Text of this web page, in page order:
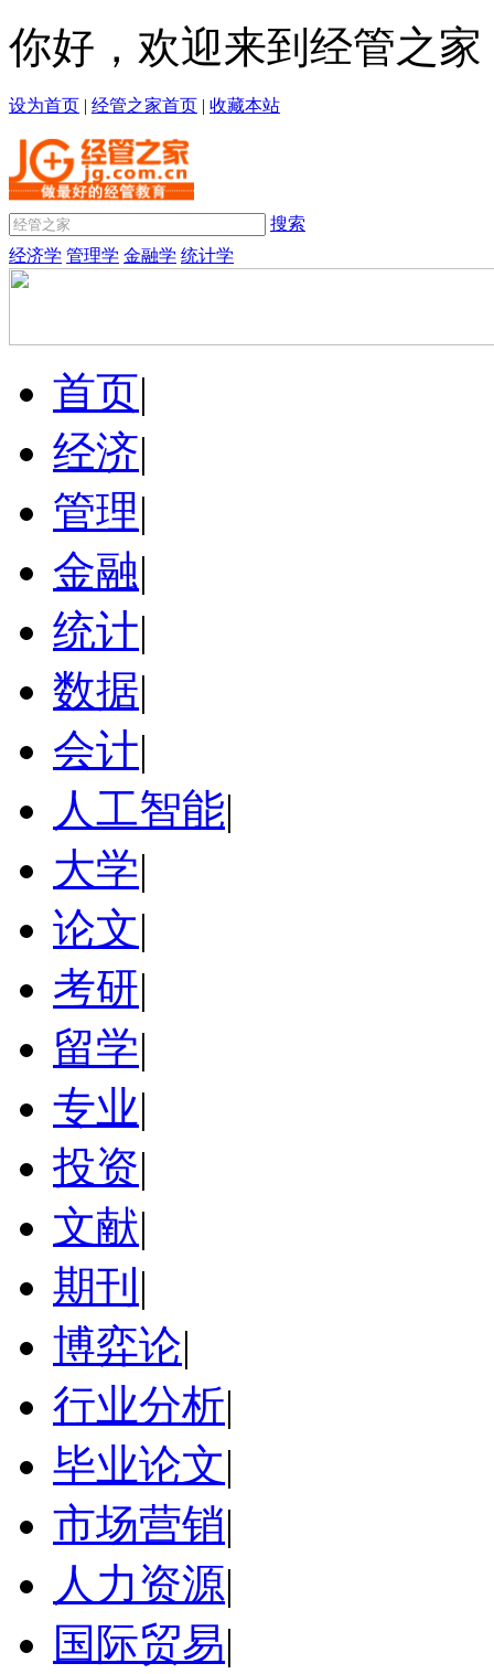
你好，欢迎来到经管之家
设为首页 | 经管之家首页 | 收藏本站
搜索
经济学 管理学 金融学 统计学
首页|
经济|
管理|
金融|
统计|
数据|
会计|
人工智能|
大学|
论文|
考研|
留学|
专业|
投资|
文献|
期刊 |
博弈论|
行业分析|
毕业论文|
市场营销|
人力资源|
国际贸易|